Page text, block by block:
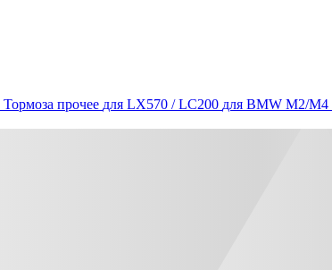
Тормоза прочее для LX570 / LC200 для BMW M2/M4